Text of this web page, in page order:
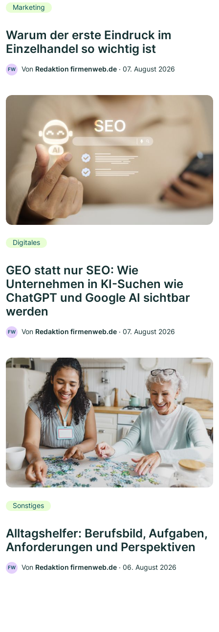
Marketing
Warum der erste Eindruck im
Einzelhandel so wichtig ist
FW Von Redaktion firmenweb.de ‧ 07. August 2026
Digitales
GEO statt nur SEO: Wie
Unternehmen in KI-Suchen wie
ChatGPT und Google AI sichtbar
werden
FW Von Redaktion firmenweb.de ‧ 07. August 2026
Sonstiges
Alltagshelfer: Berufsbild, Aufgaben,
Anforderungen und Perspektiven
FW Von Redaktion firmenweb.de ‧ 06. August 2026